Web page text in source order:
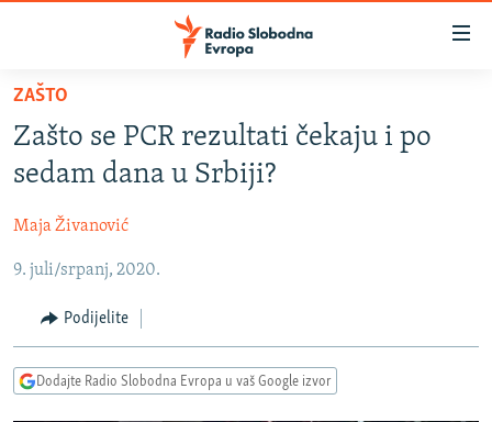
Pređite
glavni
sadržaj
na
navigaciju
Pređite
pretragu
BOSNA I HERCEGOVINA
KOSOVO
CRNA GORA
VIZUELNO
FOTOGALERIJE
PODCASTI
RAT U UKRAJINI
ZAŠTO
Zašto se PCR rezultati čekaju i po
sedam dana u Srbiji?
Maja Živanović
9. juli/srpanj, 2020.
Podijelite
Dodajte Radio Slobodna Evropa u vaš Google izvor